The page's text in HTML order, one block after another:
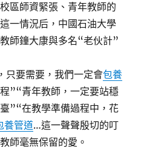
師資緊張、青年教師的
一情況后，中國石油大學
師鐘大康與多名“老伙計”
只要需要，我們一定會包養
”“青年教師，一定要站穩
”“在教學準備過程中，花
養管道…這一聲聲殷切的叮
師毫無保留的愛。